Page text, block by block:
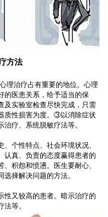
方法
治疗占有重要的地位。心理
医患关系，给予适当的保
实验室检查尽快完成，只需
质性损害为度。③以消除症状
治疗、系统脱敏疗法等。
个性特点、社会环境状况、
认真、负责的态度赢得患者的
积怨和愤懑。医生要耐心、
择解决问题的方法。
又较高的患者。暗示治疗的
等。